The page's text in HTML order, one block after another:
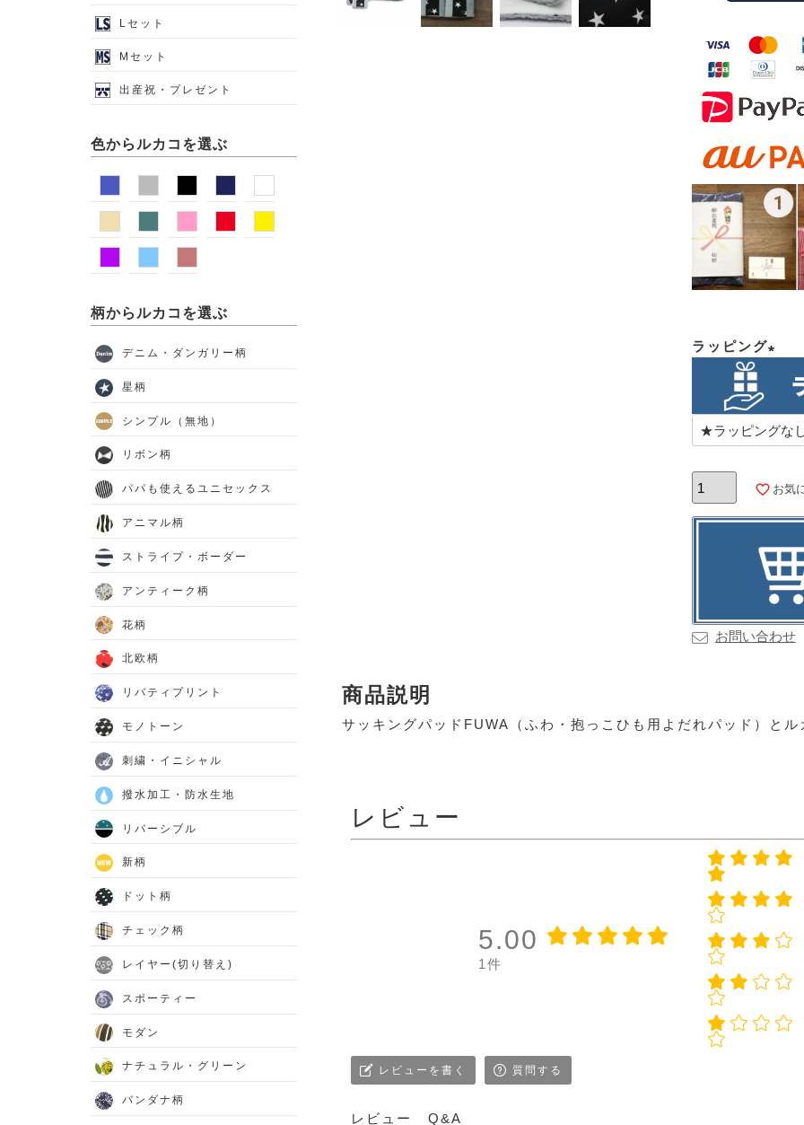
ラッピング
お気
お問い合わせ
商品説明
サッキングパッドFUWA（ふわ・抱っこひも用よだれパッド）と
レビュー
5.00
1件
レビューを書く 質問する
レビュー Q&A
Lセット
Mセット
出産祝・プレゼント
色からルカコを選ぶ
柄からルカコを選ぶ
デニム・ダンガリー柄
星柄
シンプル（無地）
リボン柄
パパも使えるユニセックス
アニマル柄
ストライプ・ボーダー
アンティーク柄
花柄
北欧柄
リバティプリント
モノトーン
刺繍・イニシャル
撥水加工・防水生地
リバーシブル
新柄
ドット柄
チェック柄
レイヤー(切り替え)
スポーティー
モダン
ナチュラル・グリーン
バンダナ柄